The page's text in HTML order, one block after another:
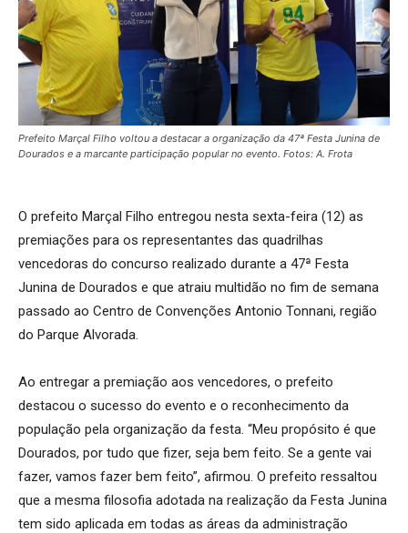
Prefeito Marçal Filho voltou a destacar a organização da 47ª Festa Junina de
Dourados e a marcante participação popular no evento. Fotos: A. Frota
O prefeito Marçal Filho entregou nesta sexta-feira (12) as
premiações para os representantes das quadrilhas
vencedoras do concurso realizado durante a 47ª Festa
Junina de Dourados e que atraiu multidão no fim de semana
passado ao Centro de Convenções Antonio Tonnani, região
do Parque Alvorada.
Ao entregar a premiação aos vencedores, o prefeito
destacou o sucesso do evento e o reconhecimento da
população pela organização da festa. “Meu propósito é que
Dourados, por tudo que fizer, seja bem feito. Se a gente vai
fazer, vamos fazer bem feito”, afirmou. O prefeito ressaltou
que a mesma filosofia adotada na realização da Festa Junina
tem sido aplicada em todas as áreas da administração